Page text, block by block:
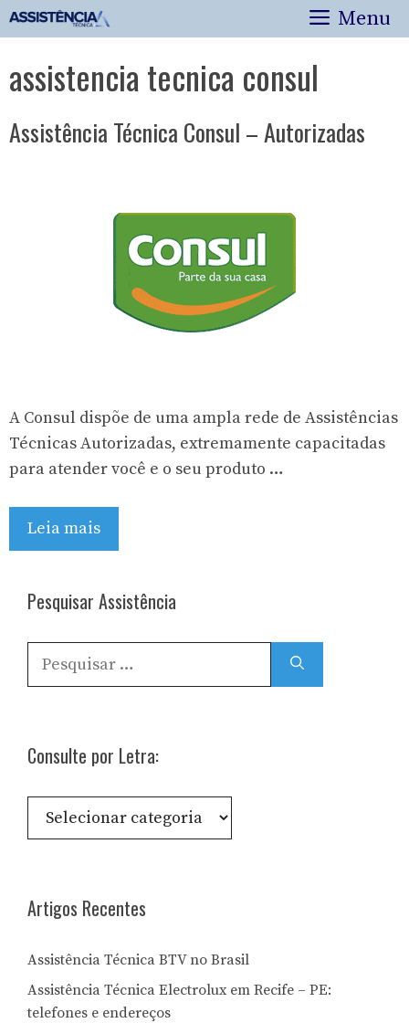
Pular
para
conteúdo
Menu
assistencia tecnica consul
Assistência Técnica Consul – Autorizadas
A Consul dispõe de uma ampla rede de Assistências
Técnicas Autorizadas, extremamente capacitadas
para atender você e o seu produto …
Leia mais
Pesquisar Assistência
Pesquisar
por:
Consulte por Letra:
Consulte
Artigos Recentes
Assistência Técnica BTV no Brasil
Assistência Técnica Electrolux em Recife – PE:
telefones e endereços